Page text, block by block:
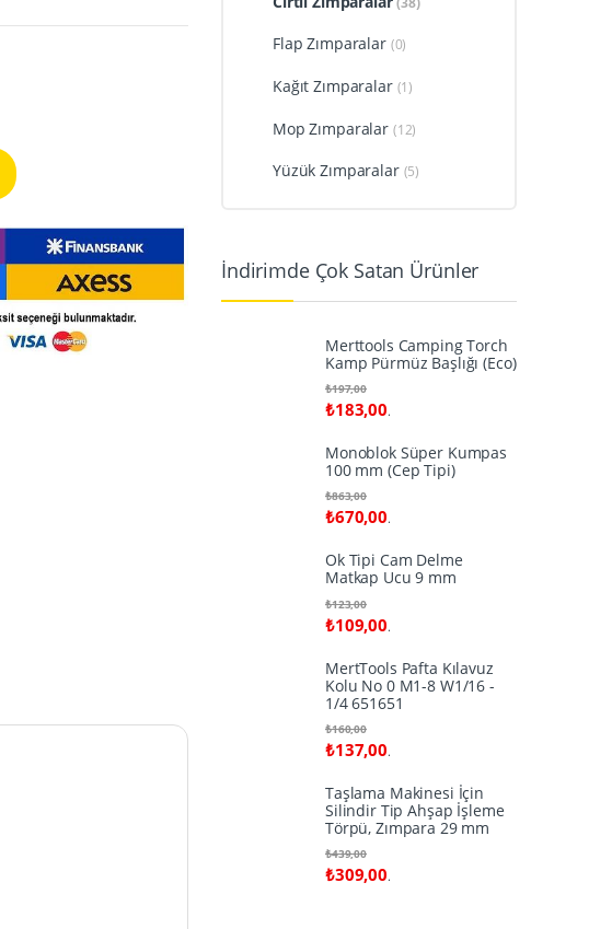
Flap Zımparalar (0)
Kağıt Zımparalar (1)
Mop Zımparalar (12)
Yüzük Zımparalar (5)
İndirimde Çok Satan Ürünler
Merttools Camping Torch
Kamp Pürmüz Başlığı (Eco)
₺183,00
₺197,00
.
Monoblok Süper Kumpas
100 mm (Cep Tipi)
₺670,00
₺863,00
.
Ok Tipi Cam Delme
Matkap Ucu 9 mm
₺109,00
₺123,00
.
MertTools Pafta Kılavuz
Kolu No 0 M1-8 W1/16 -
1/4 651651
₺137,00
₺160,00
.
Taşlama Makinesi İçin
Silindir Tip Ahşap İşleme
Törpü, Zımpara 29 mm
₺309,00
₺439,00
.